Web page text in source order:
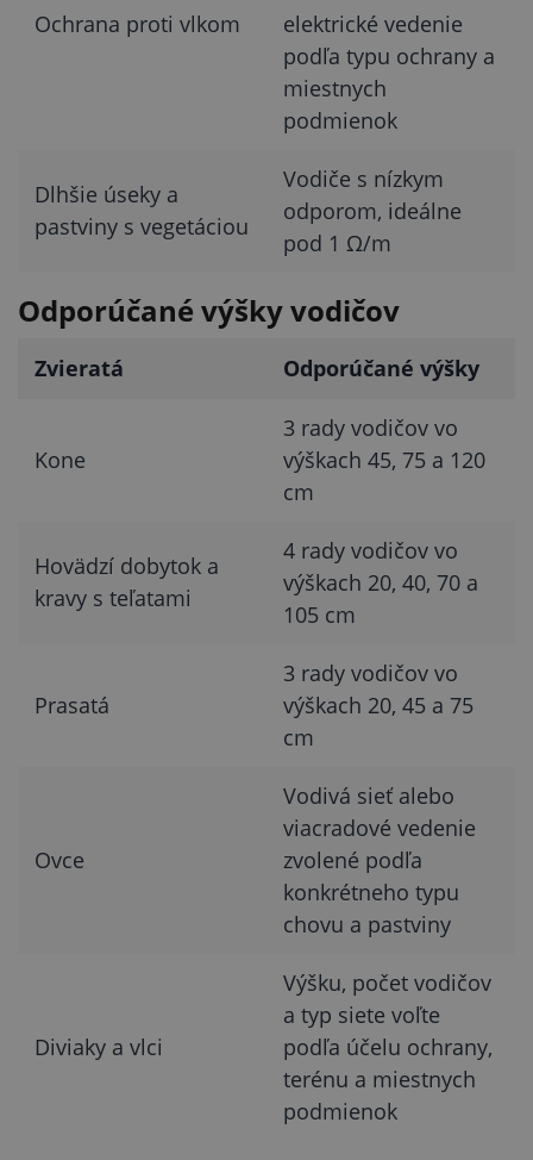
Ochrana proti vlkom
elektrické vedenie
podľa typu ochrany a
miestnych
podmienok
Dlhšie úseky a
pastviny s vegetáciou
Vodiče s nízkym
odporom, ideálne
pod 1 Ω/m
Odporúčané výšky vodičov
Zvieratá Odporúčané výšky
Kone
3 rady vodičov vo
výškach 45, 75 a 120
cm
Hovädzí dobytok a
kravy s teľatami
4 rady vodičov vo
výškach 20, 40, 70 a
105 cm
Prasatá
3 rady vodičov vo
výškach 20, 45 a 75
cm
Ovce
Vodivá sieť alebo
viacradové vedenie
zvolené podľa
konkrétneho typu
chovu a pastviny
Diviaky a vlci
Výšku, počet vodičov
a typ siete voľte
podľa účelu ochrany,
terénu a miestnych
podmienok